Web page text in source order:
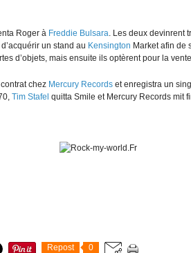
Roger à Freddie Bulsara. Les deux devinrent
un stand au Kensington Market afin de
d’objets, mais ensuite ils optèrent pour la
chez Mercury Records et enregistra un
Tim Stafel quitta Smile et Mercury Records mit
Repost 0